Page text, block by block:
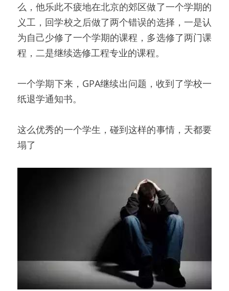
么，他乐此不疲地在北京的郊区做了一个学期的
义工，回学校之后做了两个错误的选择，一是认
为自己少修了一个学期的课程，多选修了两门课
程，二是继续选修工程专业的课程。
一个学期下来，GPA继续出问题，收到了学校一
纸退学通知书。
这么优秀的一个学生，碰到这样的事情，天都要
塌了